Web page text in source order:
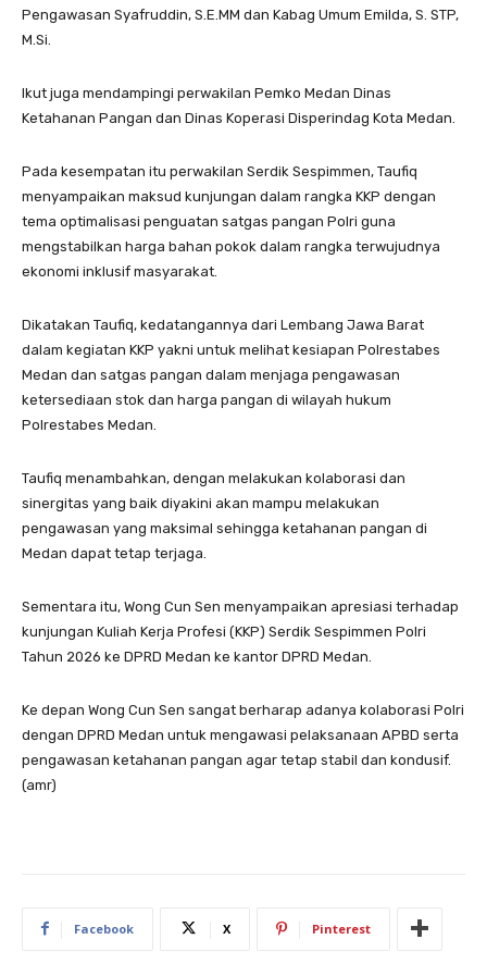
Pengawasan Syafruddin, S.E.MM dan Kabag Umum Emilda, S. STP,
M.Si.
Ikut juga mendampingi perwakilan Pemko Medan Dinas
Ketahanan Pangan dan Dinas Koperasi Disperindag Kota Medan.
Pada kesempatan itu perwakilan Serdik Sespimmen, Taufiq
menyampaikan maksud kunjungan dalam rangka KKP dengan
tema optimalisasi penguatan satgas pangan Polri guna
mengstabilkan harga bahan pokok dalam rangka terwujudnya
ekonomi inklusif masyarakat.
Dikatakan Taufiq, kedatangannya dari Lembang Jawa Barat
dalam kegiatan KKP yakni untuk melihat kesiapan Polrestabes
Medan dan satgas pangan dalam menjaga pengawasan
ketersediaan stok dan harga pangan di wilayah hukum
Polrestabes Medan.
Taufiq menambahkan, dengan melakukan kolaborasi dan
sinergitas yang baik diyakini akan mampu melakukan
pengawasan yang maksimal sehingga ketahanan pangan di
Medan dapat tetap terjaga.
Sementara itu, Wong Cun Sen menyampaikan apresiasi terhadap
kunjungan Kuliah Kerja Profesi (KKP) Serdik Sespimmen Polri
Tahun 2026 ke DPRD Medan ke kantor DPRD Medan.
Ke depan Wong Cun Sen sangat berharap adanya kolaborasi Polri
dengan DPRD Medan untuk mengawasi pelaksanaan APBD serta
pengawasan ketahanan pangan agar tetap stabil dan kondusif.
(amr)
Facebook X Pinterest